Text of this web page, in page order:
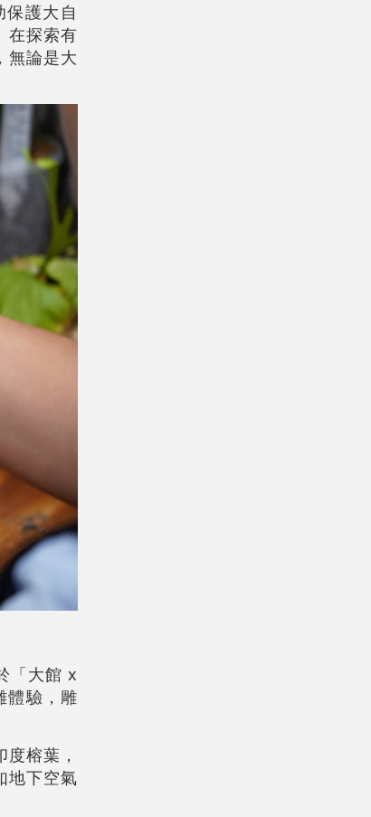
護大自
在探索有
無論是大
「大館 x
體驗，雕
榕葉，
地下空氣